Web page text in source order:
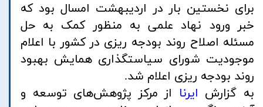
برای نخستین بار در اردیبهشت امسال بود که
خبر ورود نهاد علمی به منظور کمک به حل
مسئله اصلاح روند بودجه ریزی در کشور با اعلام
موجودیت شورای سیاستگذاری همایش بهبود
روند بودجه ریزی اعلام شد.
به گزارش ایرنا از مرکز پژوهش‌های توسعه و